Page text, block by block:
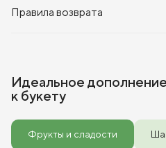
Правила возврата
Идеальное дополнение
к букету
Фрукты и сладости